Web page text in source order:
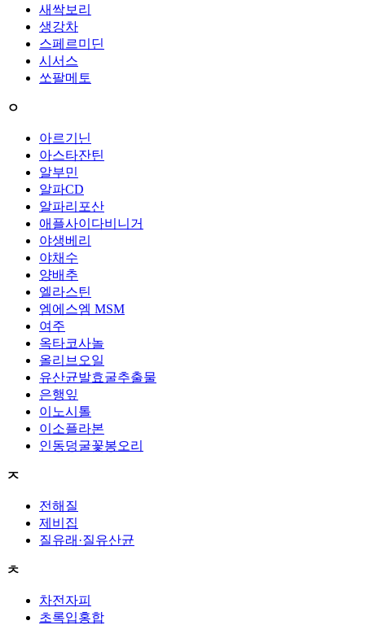
새싹보리
생강차
스페르미딘
시서스
쏘팔메토
ㅇ
아르기닌
아스타잔틴
알부민
알파CD
알파리포산
애플사이다비니거
야생베리
야채수
양배추
엘라스틴
엠에스엠 MSM
여주
옥타코사놀
올리브오일
유산균발효굴추출물
은행잎
이노시톨
이소플라본
인동덩굴꽃봉오리
ㅈ
전해질
제비집
질유래·질유산균
ㅊ
차전자피
초록입홍합